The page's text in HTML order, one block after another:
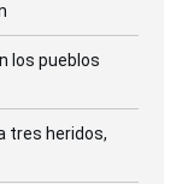
los pueblos
tres heridos,